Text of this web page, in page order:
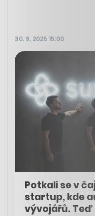
30. 9. 2025 15:00
Potkali se v
startup, kde
vývojářů. Teď